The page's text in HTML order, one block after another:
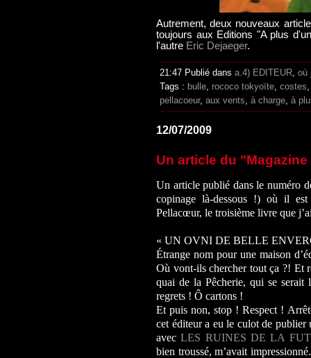
Autrement, deux nouveaux
toujours aux Editions "A plus
l'autre Eric Dejaeger.
21:47 Publié dans a.4) EDITEUR où
Tags : bulle rococo tokyoïte costes
pellacoeur, aux vents à charge à
12/07/2009
Un article du
Un article publié dans le numéro
copinage là-dessous !) où il
Pellacœur, le troisième livre que
« UN OVNI DE BELLE
Étrange nom pour une maison
Où vont-ils chercher tout ça ?! Et
quai de la Pêcherie, qui se
regrets ! Ô cartons !
Et puis non, stop ! Respect !
cet éditeur a eu le culot de
avecLES RUINES DE LA
bien troussé, m’avait